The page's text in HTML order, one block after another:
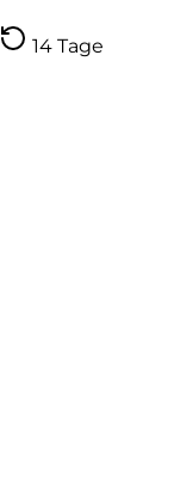
14 Tage